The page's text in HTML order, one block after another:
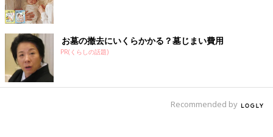
お墓の撤去にいくらかかる？墓じまい費用
PR(くらしの話題)
Recommended by